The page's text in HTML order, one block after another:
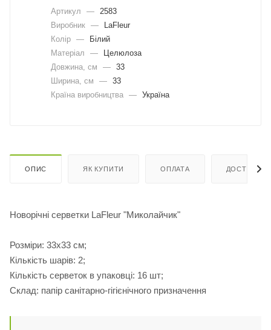
Артикул —
2583
Виробник —
LaFleur
Колір —
Білий
Матеріал
—
Целюлоза
Довжина, cм
— 33
Ширина, cм
— 33
Країна виробництва — Україна
ОПИС ЯК КУПИТИ ОПЛАТА ДОСТАВКА
Новорічні серветки LaFleur "Миколайчик"
Розміри: 33х33 см;
Кількість шарів: 2;
Кількість серветок в упаковці: 16 шт;
Склад: папір санітарно-гігієнічного призначення